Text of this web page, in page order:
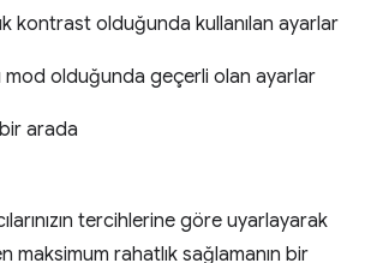
kontrast olduğunda kullanılan ayarlar
mod olduğunda geçerli olan ayarlar
arada
tercihlerine göre uyarlayarak
maksimum rahatlık sağlamanın bir